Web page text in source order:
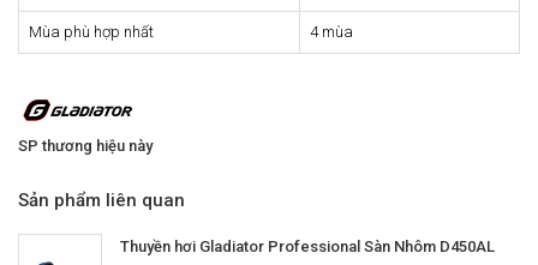
Mùa phù hợp nhất 4 mùa
SP thương hiệu này
Sản phẩm liên quan
Thuyền hơi Gladiator Professional Sàn Nhôm D450AL